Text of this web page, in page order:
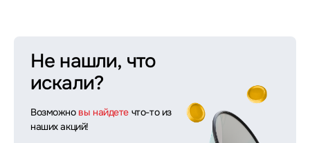
Не нашли, что
искали?
Возможно вы найдете что-то из
наших акций!